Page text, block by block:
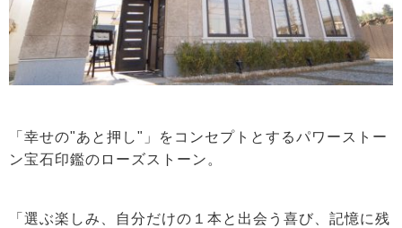
「幸せの"あと押し"」をコンセプトとするパワーストー
ン宝石印鑑のローズストーン。
「選ぶ楽しみ、自分だけの１本と出会う喜び、記憶に残